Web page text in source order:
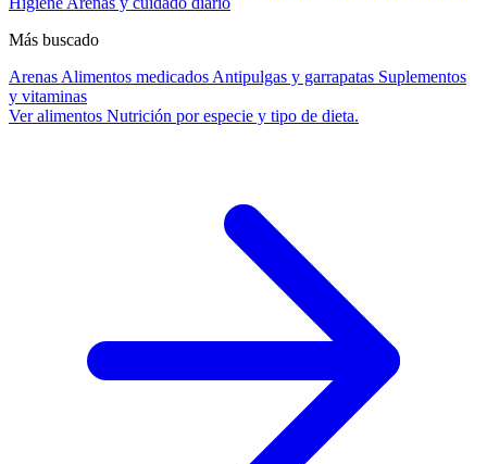
Más buscado
Arenas Alimentos medicados Antipulgas y garrapatas Suplementos
y vitaminas
Ver alimentos Nutrición por especie y tipo de dieta.